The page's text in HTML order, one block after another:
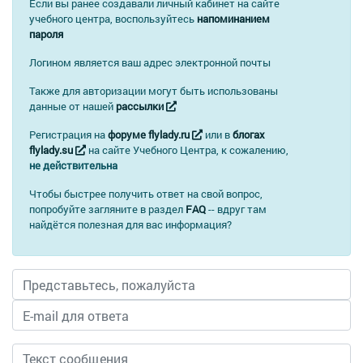
Если вы ранее создавали личный кабинет на сайте
учебного центра, воспользуйтесь напоминанием
пароля
Логином является ваш адрес электронной почты
Также для авторизации могут быть использованы
данные от нашей рассылки
Регистрация нафоруме flylady.ru или вблогах
flylady.su
на сайте Учебного Центра, к сожалению,
не действительна
Чтобы быстрее получить ответ на свой вопрос,
попробуйте загляните в раздел FAQ-- вдруг там
найдётся полезная для вас информация?